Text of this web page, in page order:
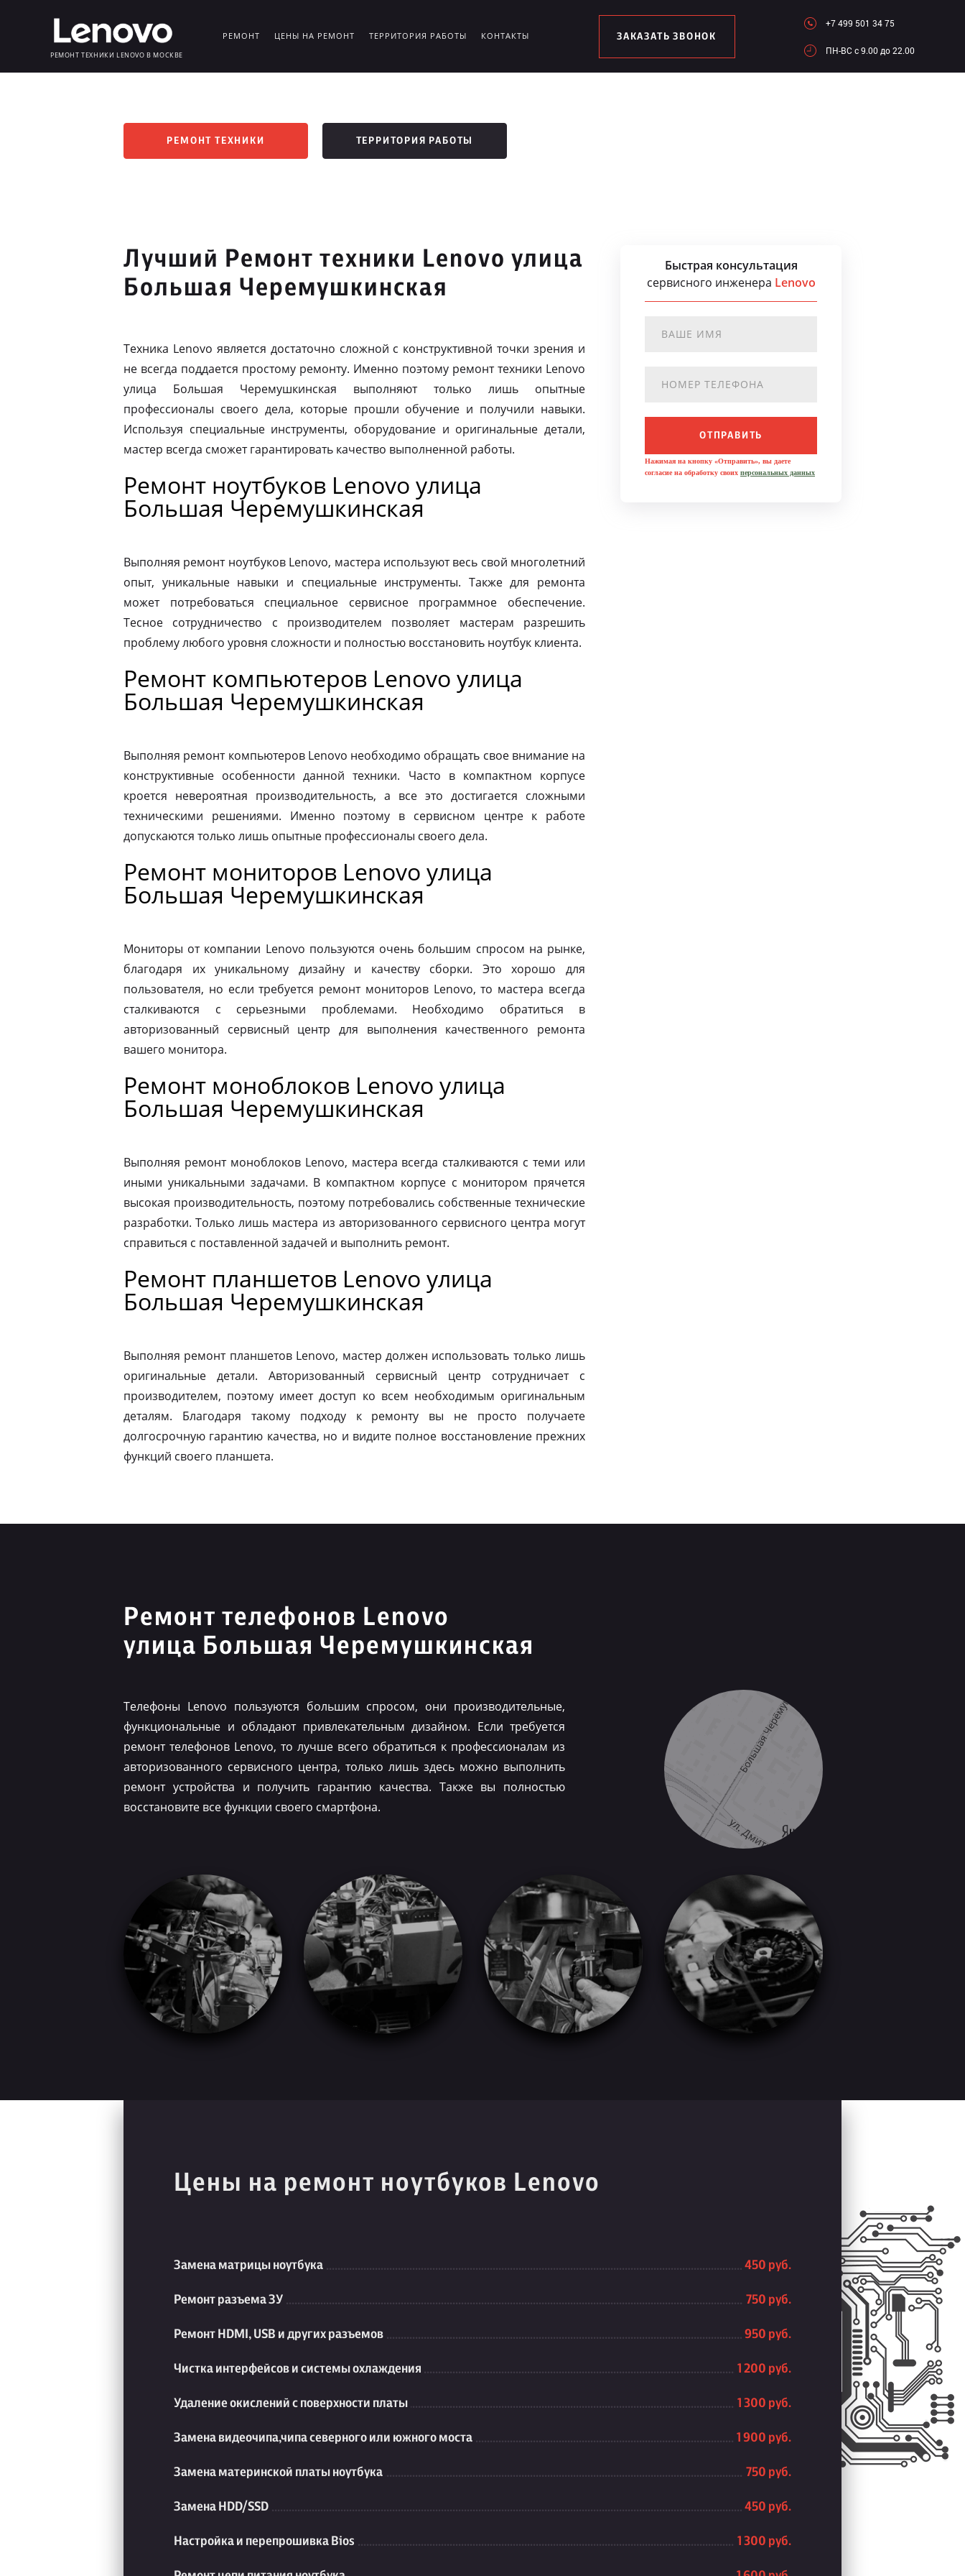
РЕМОНТ ТЕХНИКИ LENOVO В МОСКВЕ
РЕМОНТ ЦЕНЫ НА РЕМОНТ ТЕРРИТОРИЯ РАБОТЫ КОНТАКТЫ ЗАКАЗАТЬ ЗВОНОК
+7 499 501 34 75
ПН-ВC c 9.00 до 22.00
РЕМОНТ ТЕХНИКИ ТЕРРИТОРИЯ РАБОТЫ
Лучший Ремонт техники Lenovo улица
Большая Черемушкинская
Техника Lenovo является достаточно сложной с конструктивной точки зрения и
не всегда поддается простому ремонту. Именно поэтому ремонт техники Lenovo
улица Большая Черемушкинская выполняют только лишь опытные
профессионалы своего дела, которые прошли обучение и получили навыки.
Используя специальные инструменты, оборудование и оригинальные детали,
мастер всегда сможет гарантировать качество выполненной работы.
Ремонт ноутбуков Lenovo улица
Большая Черемушкинская
Выполняя ремонт ноутбуков Lenovo, мастера используют весь свой многолетний
опыт, уникальные навыки и специальные инструменты. Также для ремонта
может потребоваться специальное сервисное программное обеспечение.
Тесное сотрудничество с производителем позволяет мастерам разрешить
проблему любого уровня сложности и полностью восстановить ноутбук клиента.
Ремонт компьютеров Lenovo улица
Большая Черемушкинская
Выполняя ремонт компьютеров Lenovo необходимо обращать свое внимание на
конструктивные особенности данной техники. Часто в компактном корпусе
кроется невероятная производительность, а все это достигается сложными
техническими решениями. Именно поэтому в сервисном центре к работе
допускаются только лишь опытные профессионалы своего дела.
Ремонт мониторов Lenovo улица
Большая Черемушкинская
Мониторы от компании Lenovo пользуются очень большим спросом на рынке,
благодаря их уникальному дизайну и качеству сборки. Это хорошо для
пользователя, но если требуется ремонт мониторов Lenovo, то мастера всегда
сталкиваются с серьезными проблемами. Необходимо обратиться в
авторизованный сервисный центр для выполнения качественного ремонта
вашего монитора.
Ремонт моноблоков Lenovo улица
Большая Черемушкинская
Выполняя ремонт моноблоков Lenovo, мастера всегда сталкиваются с теми или
иными уникальными задачами. В компактном корпусе с монитором прячется
высокая производительность, поэтому потребовались собственные технические
разработки. Только лишь мастера из авторизованного сервисного центра могут
справиться с поставленной задачей и выполнить ремонт.
Ремонт планшетов Lenovo улица
Большая Черемушкинская
Выполняя ремонт планшетов Lenovo, мастер должен использовать только лишь
оригинальные детали. Авторизованный сервисный центр сотрудничает с
производителем, поэтому имеет доступ ко всем необходимым оригинальным
деталям. Благодаря такому подходу к ремонту вы не просто получаете
долгосрочную гарантию качества, но и видите полное восстановление прежних
функций своего планшета.
Быстрая консультация
сервисного инженера Lenovo
ОТПРАВИТЬ
Нажимая на кнопку «Отправить», вы даете
согласие на обработку своих персональных данных
Ремонт телефонов Lenovo
улица Большая Черемушкинская
Телефоны Lenovo пользуются большим спросом, они производительные,
функциональные и обладают привлекательным дизайном. Если требуется
ремонт телефонов Lenovo, то лучше всего обратиться к профессионалам из
авторизованного сервисного центра, только лишь здесь можно выполнить
ремонт устройства и получить гарантию качества. Также вы полностью
восстановите все функции своего смартфона.
Цены на ремонт ноутбуков Lenovo
Замена матрицы ноутбука 450 руб.
Ремонт разъема ЗУ 750 руб.
Ремонт HDMI, USB и других разъемов 950 руб.
Чистка интерфейсов и системы охлаждения 1 200 руб.
Удаление окислений с поверхности платы 1 300 руб.
Замена видеочипа,чипа северного или южного моста 1 900 руб.
Замена материнской платы ноутбука 750 руб.
Замена HDD/SSD 450 руб.
Настройка и перепрошивка Bios 1 300 руб.